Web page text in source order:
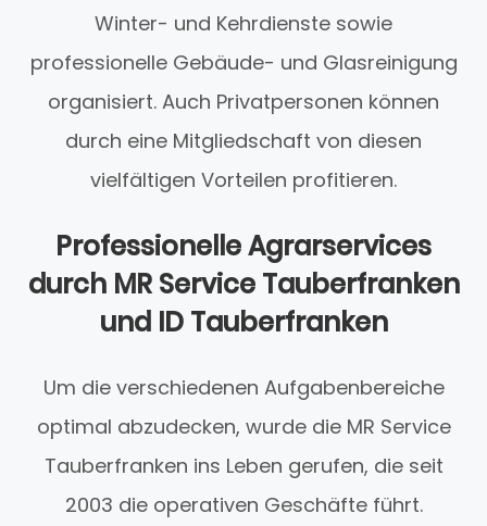
Winter- und Kehrdienste sowie
professionelle Gebäude- und Glasreinigung
organisiert. Auch Privatpersonen können
durch eine Mitgliedschaft von diesen
vielfältigen Vorteilen profitieren.
Professionelle Agrarservices
durch MR Service Tauberfranken
und ID Tauberfranken
Um die verschiedenen Aufgabenbereiche
optimal abzudecken, wurde die MR Service
Tauberfranken ins Leben gerufen, die seit
2003 die operativen Geschäfte führt.